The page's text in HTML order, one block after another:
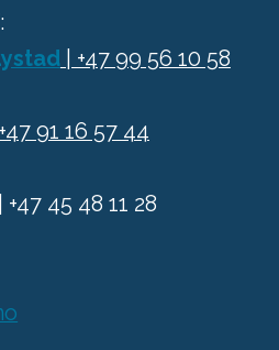
| +47 99 56 10 58
+47 91 16 57 44
| +47 45 48 11 28